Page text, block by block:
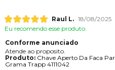
Raul L. 18/08/2025
Eu recomendo esse produto.
Conforme anunciado
Atende ao proposito.
Produto:Chave Aperto Da Faca
Grama Trapp 4111042